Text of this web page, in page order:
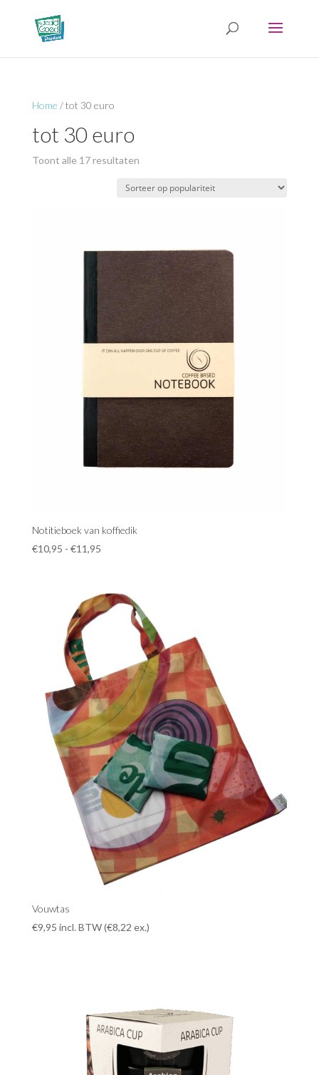
Home / tot 30 euro
tot 30 euro
Toont alle 17 resultatenGesorteerd
populariteit
Notitieboek van koffiedik
€10,95 - €11,95Prijsklasse:
€11,95
Vouwtas
€9,95 incl. BTW (€8,22 ex.)